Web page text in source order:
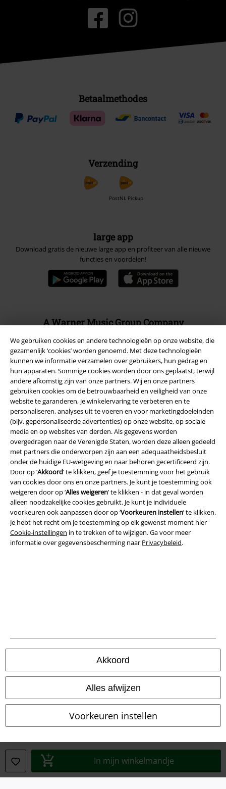
We gebruiken cookies en andere technologieën op onze website, die
gezamenlijk ‘cookies’ worden genoemd. Met deze technologieën
kunnen we informatie verzamelen over gebruikers, hun gedrag en
hun apparaten. Sommige cookies worden door ons geplaatst, terwijl
andere afkomstig zijn van onze partners. Wij en onze partners
gebruiken cookies om de betrouwbaarheid en veiligheid van onze
website te garanderen, je winkelervaring te verbeteren en te
personaliseren, analyses uit te voeren en voor marketingdoeleinden
(bijv. gepersonaliseerde advertenties) op onze website, op sociale
media en op websites van derden. Als gegevens worden
overgedragen naar de Verenigde Staten, worden deze alleen gedeeld
met partners die onderworpen zijn aan een adequaatheidsbesluit
onder de huidige EU-wetgeving en naar behoren gecertificeerd zijn.
Door op ‘Akkoord’ te klikken, geef je toestemming voor het gebruik
van cookies door ons en onze partners. Je kunt je toestemming ook
weigeren door op ‘Alles weigeren’ te klikken - in dat geval worden
alleen noodzakelijke cookies gebruikt. Je kunt je individuele
voorkeuren ook aanpassen door op ‘Voorkeuren instellen’ te klikken.
Je hebt het recht om je toestemming op elk gewenst moment hier
Cookie-instellingen in te trekken of te wijzigen. Ga voor meer
informatie over gegevensbescherming naar Privacybeleid.
Akkoord
Alles afwijzen
Voorkeuren instellen
In mijn winkelmandje
Betaalmethodes
Verzending
PostNL Pickup
large app
Download gratis de nieuwe large app en profiteer van alle nieuwe
functies en voordelen!
A Warner Music Group Company
Beveiliging
Legal
Informatie over toegankelijkheid
Cookie-instellingen
wettelijke BTW